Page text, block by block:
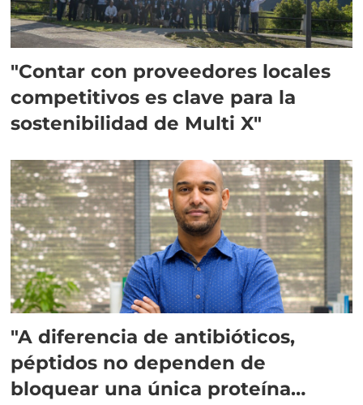
"Contar con proveedores locales
competitivos es clave para la
sostenibilidad de Multi X"
"A diferencia de antibióticos,
péptidos no dependen de
bloquear una única proteína